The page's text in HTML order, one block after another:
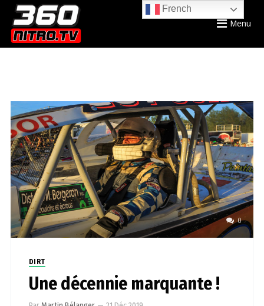
Menu
0
DIRT
Une décennie marquante !
French